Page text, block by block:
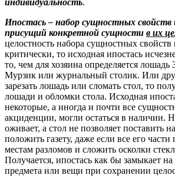
индивидуальность.
Ипостась – набор сущностных свойств
присущий конкретной сущности в их
целостность набора сущностных свойств
критически, то исходная ипостась
то, чем для хозяина определяется лошадь
Мурзик или журнальный столик. Или
зарезать лошадь или сломать стол, то
лошади и обломки стола. Исходная
некоторые, а иногда и почти все
акциденции, могли остаться в наличии.
оживает, а стол не позволяет поставить
положить газету, даже если все его
местам разломов и сложить осколки
Получается, ипостась как бы замыкает на
предмета или вещи при сохранении